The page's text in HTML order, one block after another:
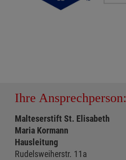
Ihre Ansprechperson:
Malteserstift St. Elisabeth
Maria Kormann
Hausleitung
Rudelsweiherstr. 11a